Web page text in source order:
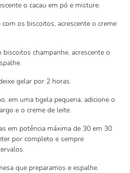
o cacau em pó e misture.
os biscoitos, acrescente o creme
biscoitos champanhe, acrescente o
gelar por 2 horas.
em uma tigela pequena, adicione o
e o creme de leite.
em potência máxima de 30 em 30
por completo e sempre
que preparamos e espalhe.